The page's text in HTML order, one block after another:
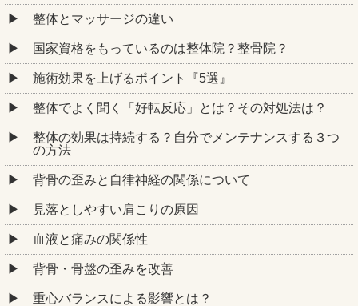
整体とマッサージの違い
国家資格をもっているのは整体院？整骨院？
施術効果を上げるポイント『5選』
整体でよく聞く「好転反応」とは？その対処法は？
整体の効果は持続する？自分でメンテナンスする３つ
の方法
背骨の歪みと自律神経の関係について
見落としやすい肩こりの原因
血液と痛みの関係性
背骨・骨盤の歪みを改善
重心バランスによる影響とは？